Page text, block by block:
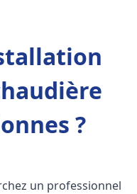
?
un professionnel